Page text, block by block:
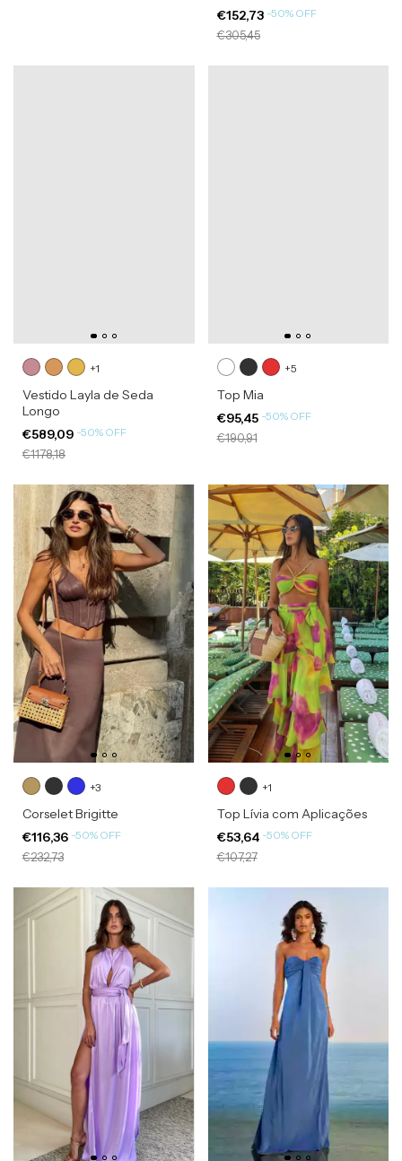
€152,73 -50% OFF
€305,45
+1
Vestido Layla de Seda
Longo
€589,09 -50% OFF
€1178,18
+5
Top Mia
€95,45 -50% OFF
€190,91
+3
Corselet Brigitte
€116,36 -50% OFF
€232,73
+1
Top Lívia com Aplicações
€53,64 -50% OFF
€107,27